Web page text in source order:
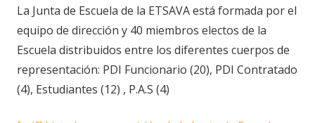
La Junta de Escuela de la ETSAVA está formada por el
equipo de dirección y 40 miembros electos de la
Escuela distribuidos entre los diferentes cuerpos de
representación: PDI Funcionario (20), PDI Contratado
(4), Estudiantes (12) , P.A.S (4)